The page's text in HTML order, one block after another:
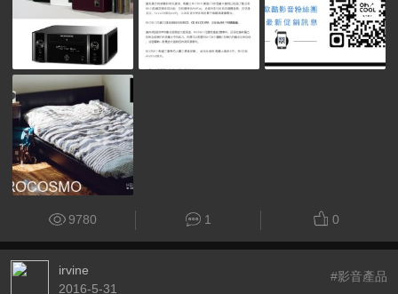
9780 1 0
irvine
2016-5-31
#影音產品